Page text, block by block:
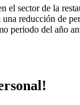
sector de la
reducción de
periodo del año